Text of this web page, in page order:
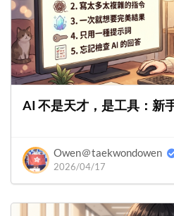
AI 不是天才，是工具：新
Owen＠taekwondowen
2026/04/17